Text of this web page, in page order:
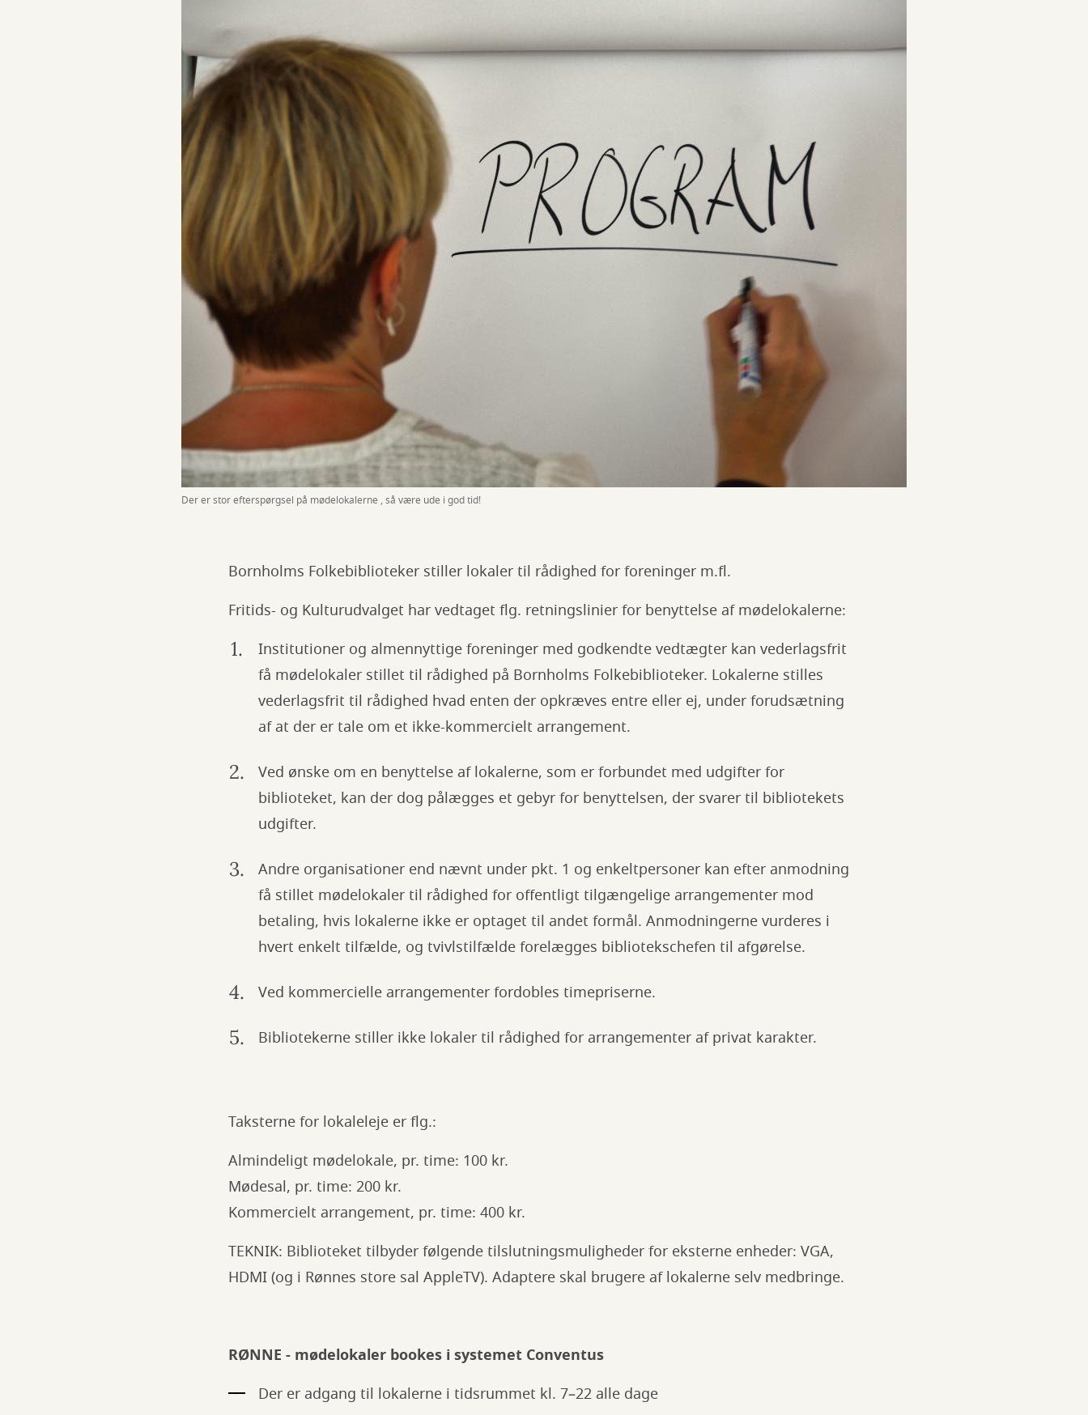
Der er stor efterspørgsel på mødelokalerne , så være ude i god tid!
Bornholms Folkebiblioteker stiller lokaler til rådighed for foreninger m.fl.
Fritids- og Kulturudvalget har vedtaget flg. retningslinier for benyttelse af mødelokalerne:
Institutioner og almennyttige foreninger med godkendte vedtægter kan vederlagsfrit
få mødelokaler stillet til rådighed på Bornholms Folkebiblioteker. Lokalerne stilles
vederlagsfrit til rådighed hvad enten der opkræves entre eller ej, under forudsætning
af at der er tale om et ikke-kommercielt arrangement.
Ved ønske om en benyttelse af lokalerne, som er forbundet med udgifter for
biblioteket, kan der dog pålægges et gebyr for benyttelsen, der svarer til bibliotekets
udgifter.
Andre organisationer end nævnt under pkt. 1 og enkeltpersoner kan efter anmodning
få stillet mødelokaler til rådighed for offentligt tilgængelige arrangementer mod
betaling, hvis lokalerne ikke er optaget til andet formål. Anmodningerne vurderes i
hvert enkelt tilfælde, og tvivlstilfælde forelægges bibliotekschefen til afgørelse.
Ved kommercielle arrangementer fordobles timepriserne.
Bibliotekerne stiller ikke lokaler til rådighed for arrangementer af privat karakter.
Taksterne for lokaleleje er flg.:
Almindeligt mødelokale, pr. time: 100 kr.
Mødesal, pr. time: 200 kr.
Kommercielt arrangement, pr. time: 400 kr.
TEKNIK: Biblioteket tilbyder følgende tilslutningsmuligheder for eksterne enheder: VGA,
HDMI (og i Rønnes store sal AppleTV). Adaptere skal brugere af lokalerne selv medbringe.
RØNNE - mødelokaler bookes i systemet Conventus
Der er adgang til lokalerne i tidsrummet kl. 7–22 alle dage